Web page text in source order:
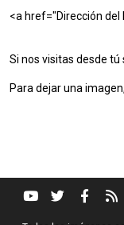
<a href="Dirección
Si nos visitas desde
Para dejar una